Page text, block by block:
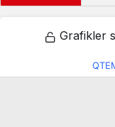
Grafikler